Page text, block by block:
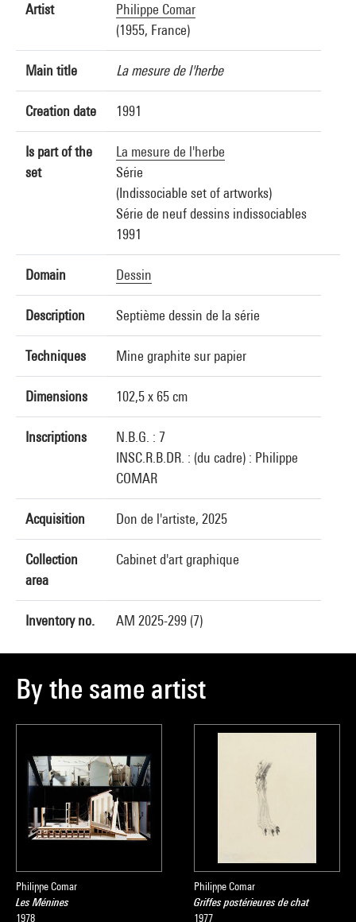
Artist
Philippe Comar
(1955, France)
Main title La mesure de l'herbe
Creation date 1991
Is part of the
set
La mesure de l'herbe
Série
(Indissociable set of artworks)
Série de neuf dessins indissociables
1991
Domain Dessin
Description Septième dessin de la série
Techniques Mine graphite sur papier
Dimensions 102,5 x 65 cm
Inscriptions
N.B.G. : 7
INSC.R.B.DR. : (du cadre) : Philippe
COMAR
Acquisition Don de l'artiste, 2025
Collection
area
Cabinet d'art graphique
Inventory no. AM 2025-299 (7)
By the same artist
Philippe Comar
Les Ménines
1978
Philippe Comar
Griffes postérieures de chat
1977